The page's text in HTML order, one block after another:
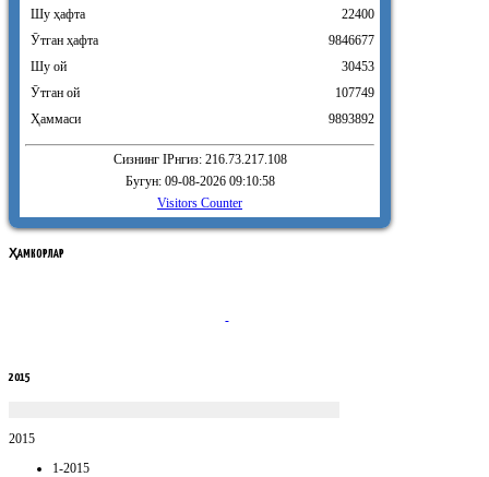
Шу ҳафта
Ӯтган ҳафта
Шу ой
Ӯтган ой
Ҳаммаси
22400
9846677
30453
107749
9893892
Сизнинг IPнгиз: 216.73.217.108
Бугун: 09-08-2026 09:10:58
Visitors Counter
ҲАМКОРЛАР
2015
2015
1-2015